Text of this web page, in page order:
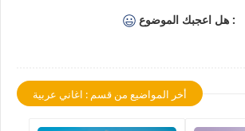
هل اعجبك الموضوع :
أخر المواضيع من قسم : اغاني عربية